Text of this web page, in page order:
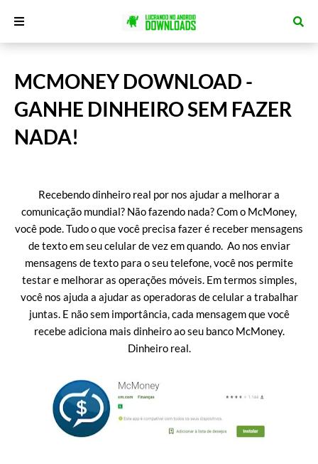
MCMONEY DOWNLOAD -
GANHE DINHEIRO SEM FAZER
NADA!
Recebendo dinheiro real por nos ajudar a melhorar a
comunicação mundial? Não fazendo nada? Com o McMoney,
você pode. Tudo o que você precisa fazer é receber mensagens
de texto em seu celular de vez em quando. Ao nos enviar
mensagens de texto para o seu telefone, você nos permite
testar e melhorar as operações móveis. Em termos simples,
você nos ajuda a ajudar as operadoras de celular a trabalhar
juntas. E não sem importância, cada mensagem que você
recebe adiciona mais dinheiro ao seu banco McMoney.
Dinheiro real.